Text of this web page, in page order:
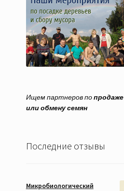
Ищем партнеров попродаже
или обмену семян
Последние отзывы
Микробиологический